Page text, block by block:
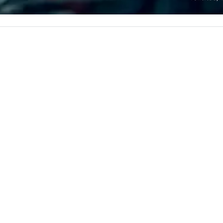
at the Moon
events and
and in-person events of any type.